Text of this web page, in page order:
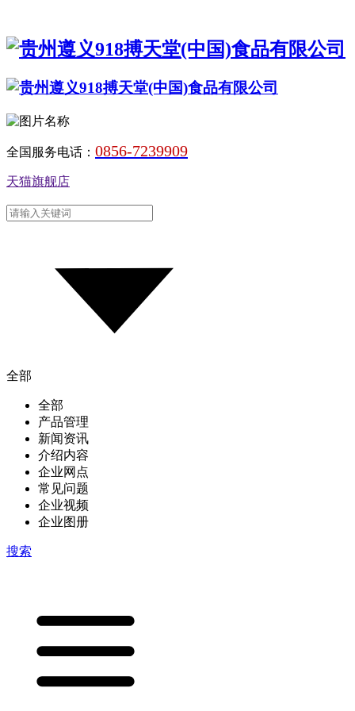
全国服务电话： 0856-7239909
天猫旗舰店
全部
全部
产品管理
新闻资讯
介绍内容
企业网点
常见问题
企业视频
企业图册
搜索